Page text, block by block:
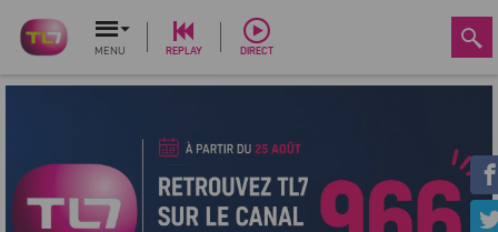
MENU REPLAY DIRECT